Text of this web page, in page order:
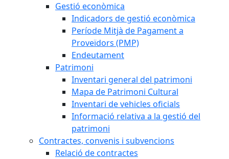
Gestió econòmica
Indicadors de gestió econòmica
Període Mitjà de Pagament a
Proveïdors (PMP)
Endeutament
Patrimoni
Inventari general del patrimoni
Mapa de Patrimoni Cultural
Inventari de vehicles oficials
Informació relativa a la gestió del
patrimoni
Contractes, convenis i subvencions
Relació de contractes